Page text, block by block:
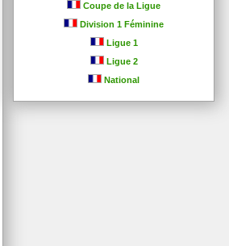
Coupe de la Ligue
Division 1 Féminine
Ligue 1
Ligue 2
National